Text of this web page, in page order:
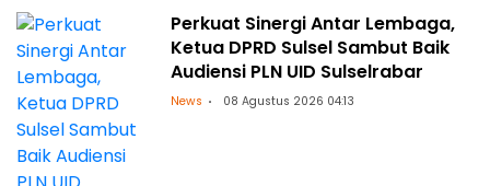
Perkuat Sinergi Antar Lembaga,
Ketua DPRD Sulsel Sambut Baik
Audiensi PLN UID Sulselrabar
News 08 Agustus 2026 04:13